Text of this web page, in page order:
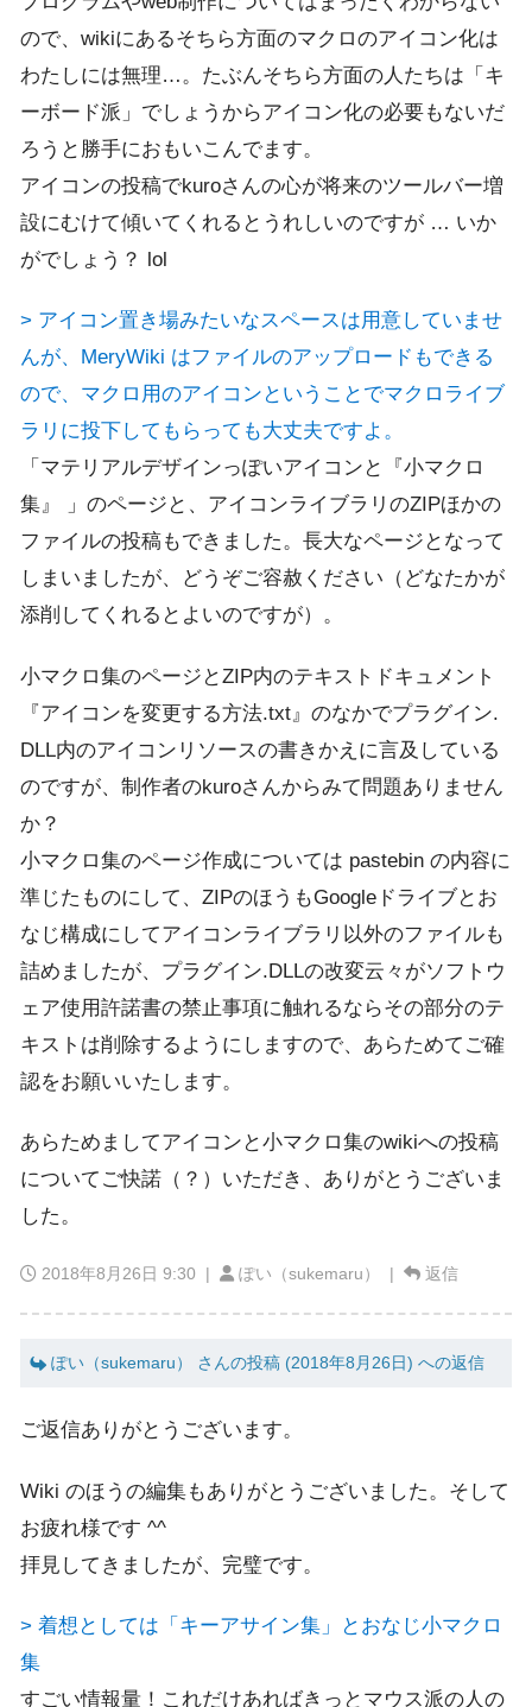
ので、wikiにあるそちら方面のマクロのアイコン化は
わたしには無理…。たぶんそちら方面の人たちは「キ
ーボード派」でしょうからアイコン化の必要もないだ
ろうと勝手におもいこんでます。
アイコンの投稿でkuroさんの心が将来のツールバー増
設にむけて傾いてくれるとうれしいのですが … いか
がでしょう？ lol
> アイコン置き場みたいなスペースは用意していませ
んが、MeryWiki はファイルのアップロードもできる
ので、マクロ用のアイコンということでマクロライブ
ラリに投下してもらっても大丈夫ですよ。
「マテリアルデザインっぽいアイコンと『小マクロ
集』 」のページと、アイコンライブラリのZIPほかの
ファイルの投稿もできました。長大なページとなって
しまいましたが、どうぞご容赦ください（どなたかが
添削してくれるとよいのですが）。
小マクロ集のページとZIP内のテキストドキュメント
『アイコンを変更する方法.txt』のなかでプラグイン.
DLL内のアイコンリソースの書きかえに言及している
のですが、制作者のkuroさんからみて問題ありません
か？
小マクロ集のページ作成については pastebin の内容に
準じたものにして、ZIPのほうもGoogleドライブとお
なじ構成にしてアイコンライブラリ以外のファイルも
詰めましたが、プラグイン.DLLの改変云々がソフトウ
ェア使用許諾書の禁止事項に触れるならその部分のテ
キストは削除するようにしますので、あらためてご確
認をお願いいたします。
あらためましてアイコンと小マクロ集のwikiへの投稿
についてご快諾（？）いただき、ありがとうございま
した。
2018年8月26日 9:30 | ぽい（sukemaru） | 返信
ぽい（sukemaru） さんの投稿 (2018年8月26日) への返信
ご返信ありがとうございます。
Wiki のほうの編集もありがとうございました。そして
お疲れ様です ^^
拝見してきましたが、完璧です。
> 着想としては「キーアサイン集」とおなじ小マクロ
集
すごい情報量！これだけあればきっとマウス派の人の